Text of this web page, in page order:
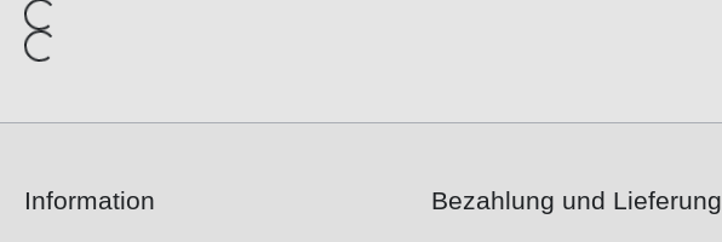
Information Bezahlung und Lieferung